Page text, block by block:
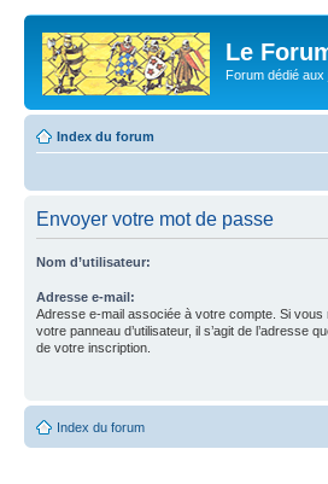
Le
Forum dédié
Index du forum
Envoyer votre mot de passe
Nom d’utilisateur:
Adresse e-mail:
Adresse e-mail associée à votre compte. Si vous
votre panneau d’utilisateur, il s’agit de l’adresse
de votre inscription.
Index du forum